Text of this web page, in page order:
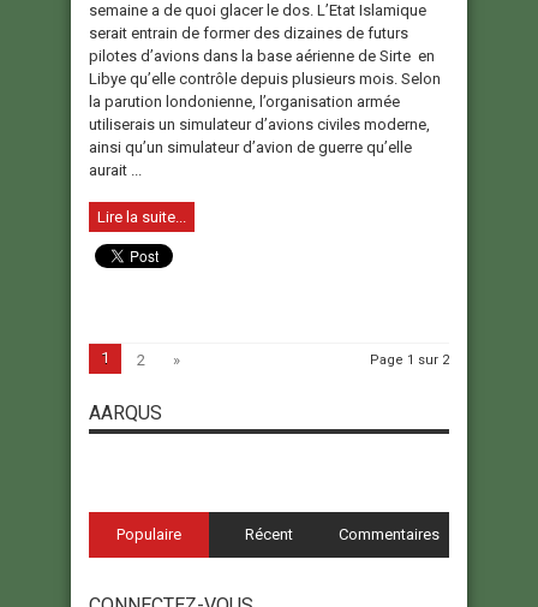
semaine a de quoi glacer le dos. L’Etat Islamique
serait entrain de former des dizaines de futurs
pilotes d’avions dans la base aérienne de Sirte en
Libye qu’elle contrôle depuis plusieurs mois. Selon
la parution londonienne, l’organisation armée
utiliserais un simulateur d’avions civiles moderne,
ainsi qu’un simulateur d’avion de guerre qu’elle
aurait ...
Lire la suite...
Page 1 sur 2
1 2 »
AARQUS
Populaire Récent Commentaires